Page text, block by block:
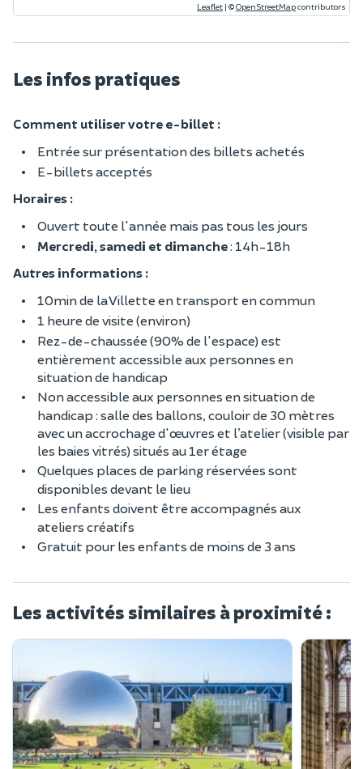
Leaflet | ©OpenStreetMapcontributors
Les infos pratiques
Comment utiliser votre e-billet :
Entrée sur présentation des billets achetés
E-billets acceptés
Horaires :
Ouvert toute l'année mais pas tous les jours
Mercredi, samedi et dimanche: 14h-18h
Autres informations :
10min de la Villette en transport en commun
1 heure de visite (environ)
Rez-de-chaussée (90% de l'espace) est
entièrement accessible aux personnes en
situation de handicap
Non accessible aux personnes en situation de
handicap : salle des ballons, couloir de 30 mètres
avec un accrochage d'œuvres et l’atelier (visible par
les baies vitrés) situés au 1er étage
Quelques places de parking réservées sont
disponibles devant le lieu
Les enfants doivent être accompagnés aux
ateliers créatifs
Gratuit pour les enfants de moins de 3 ans
Les activités similaires à proximité :